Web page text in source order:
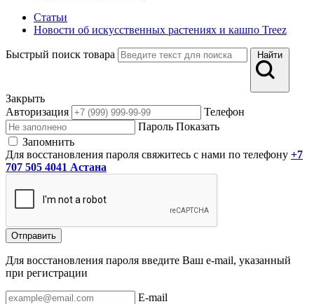
Статьи
Новости об искусственных растениях и кашпо Treez
Быстрый поиск товара Найти
Закрыть
Авторизация
Телефон
Пароль Показать
Запомнить
Для восстановления пароля свяжитесь с нами по телефону +7
707 505 4041 Астана
Отправить
Для восстановления пароля введите Ваш e-mail, указанный
при регистрации
E-mail